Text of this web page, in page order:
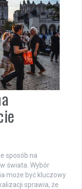
sposób na
świata. Wybór
może być kluczowy
sprawia, że